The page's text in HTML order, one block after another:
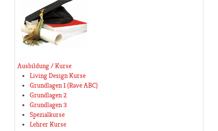
Ausbildung / Kurse
Living Design Kurse
Grundlagen 1 (Rave ABC)
Grundlagen 2
Grundlagen 3
Spezialkurse
Lehrer Kurse